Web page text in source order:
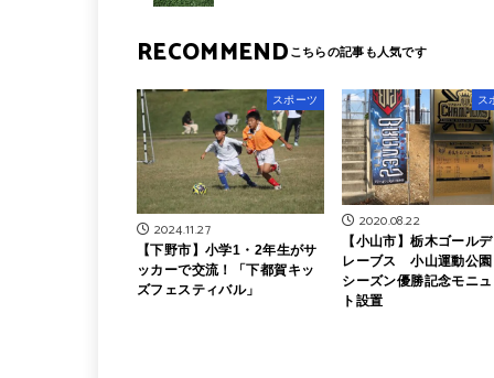
RECOMMEND
スポーツ
2024.11.27
【下野市】小学1・2年生がサ
ッカーで交流！「下都賀キッ
ズフェスティバル」
ス
2020.08.22
【小山市】栃木ゴール
レーブス 小山運動公園
シーズン優勝記念モニ
ト設置